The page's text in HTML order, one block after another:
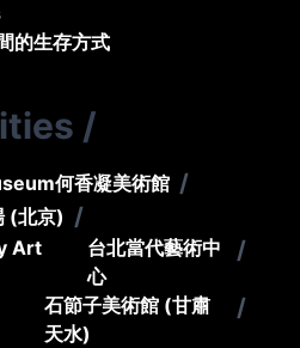
的生存方式
/
何香凝美術館 /
(北京) /
Art
台北當代藝術中
心
/
石節子美術館 (甘肅
天水)
/